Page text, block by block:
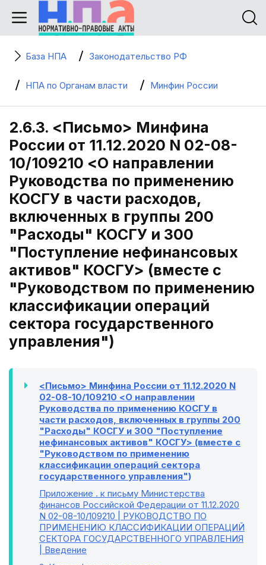
База НПА Законодательство РФ
НПА по Органам власти Минфин России
2.6.3. <Письмо> Минфина
России от 11.12.2020 N 02-08-
10/109210 <О направлении
Руководства по применению
КОСГУ в части расходов,
включенных в группы 200
"Расходы" КОСГУ и 300
"Поступление нефинансовых
активов" КОСГУ> (вместе с
"Руководством по применению
классификации операций
сектора государственного
управления")
<Письмо> Минфина России от 11.12.2020 N
02-08-10/109210 <О направлении
Руководства по применению КОСГУ в
части расходов, включенных в группы 200
"Расходы" КОСГУ и 300 "Поступление
нефинансовых активов" КОСГУ> (вместе с
"Руководством по применению
классификации операций сектора
государственного управления")
Приложение . к письму Министерства
финансов Российской Федерации от 11.12.2020
N 02-08-10/109210 | РУКОВОДСТВО ПО
ПРИМЕНЕНИЮ КЛАССИФИКАЦИИ ОПЕРАЦИЙ
СЕКТОРА ГОСУДАРСТВЕННОГО УПРАВЛЕНИЯ
| Введение